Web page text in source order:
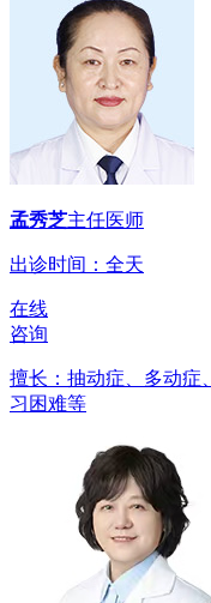
孟秀芝主任医师
出诊时间：全天
在线
咨询
擅长：抽动症、多动症
习困难等